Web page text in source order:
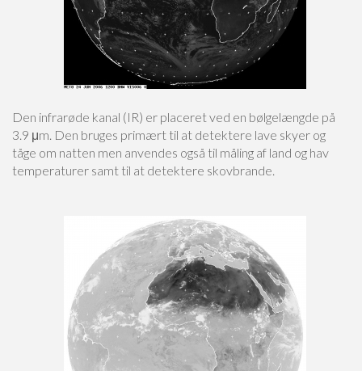
Den infrarøde kanal (IR) er placeret ved en bølgelængde på
3.9 μm. Den bruges primært til at detektere lave skyer og
tåge om natten men anvendes også til måling af land og hav
temperaturer samt til at detektere skovbrande.